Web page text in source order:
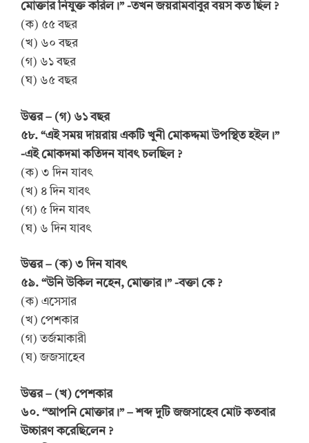
মোক্তার নিযুক্ত করিল।” -তখন জয়রামবাবুর বয়স কত ছিল ?
(ক) ৫৫ বছর
(খ) ৬০ বছর
(গ) ৬১ বছর
(ঘ) ৬৫ বছর
উত্তর – (গ) ৬১ বছর
৫৮. “এই সময় দায়রায় একটি খুনী মোকদ্দমা উপস্থিত হইল।”
-এই মোকদমা কতিদন যাবৎ চলছিল ?
(ক) ৩ দিন যাবৎ
(খ) ৪ দিন যাবৎ
(গ) ৫ দিন যাবৎ
(ঘ) ৬ দিন যাবৎ
উত্তর – (ক) ৩ দিন যাবৎ
৫৯. “উনি উকিল নহেন, মোক্তার।” -বক্তা কে ?
(ক) এসেসার
(খ) পেশকার
(গ) তর্জমাকারী
(ঘ) জজসাহেব
উত্তর – (খ) পেশকার
৬০. “আপনি মোক্তার।” – শব্দ দুটি জজসাহেব মোট কতবার
উচ্চারণ করেছিলেন ?